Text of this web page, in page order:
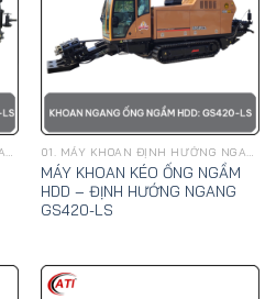
01. MÁY KHOAN ĐỊNH HƯỚNG NGANG, KÉO ỐNG NGẦM HDD - GOODENG 01. MÁY KHOAN ĐỊNH HƯỚNG NGANG, KÉO ỐNG NGẦM HDD - GOODENG
MÁY KHOAN KÉO ỐNG NGẦM
HDD – ĐỊNH HƯỚNG NGANG
GS420-LS